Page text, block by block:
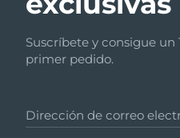
Suscríbete y consigue un
primer pedido.
Dirección de correo